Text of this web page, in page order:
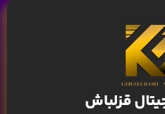
قزلباش